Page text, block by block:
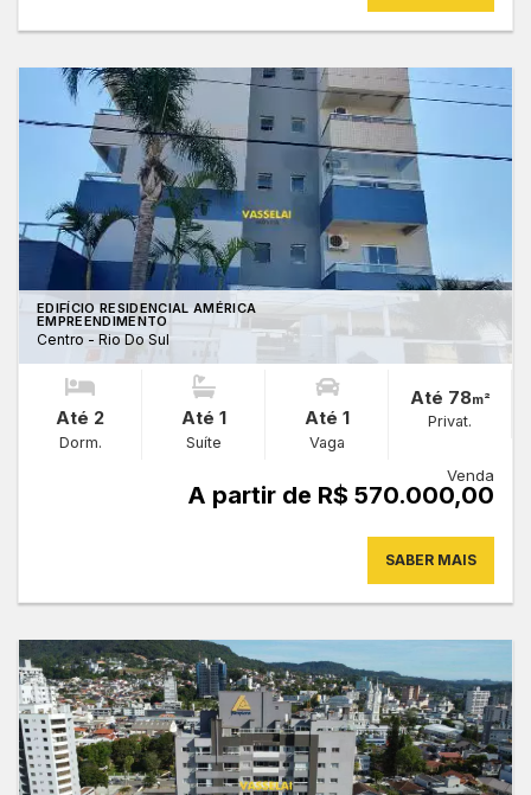
EDIFÍCIO RESIDENCIAL AMÉRICA
EMPREENDIMENTO
Centro - Rio Do Sul
Até 2
Dorm.
Até 1
Suíte
Até 1
Vaga
Até 78m²
Privat.
Venda
A partir de R$ 570.000,00
SABER MAIS